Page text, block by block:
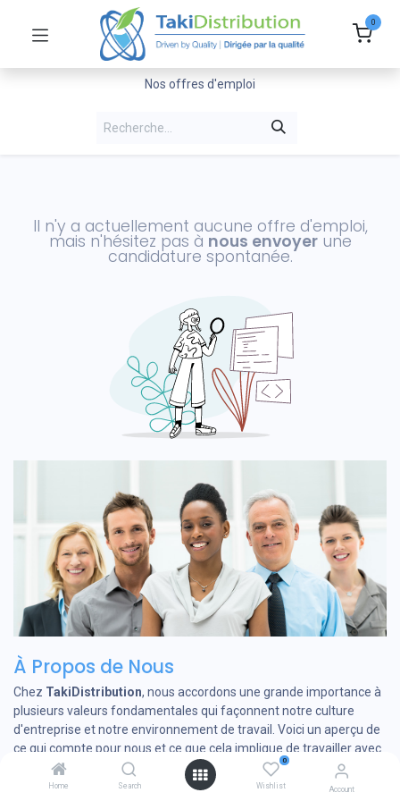
Home Search
0
Wishlist Account
0
Nos offres d'emploi
Il n'y a actuellement aucune offre d'emploi,
mais n'hésitez pas à nous envoyerune
candidature spontanée.
À Propos de Nous
Chez TakiDistribution, nous accordons une grande importance à
plusieurs valeurs fondamentales qui façonnent notre culture
d'entreprise et notre environnement de travail. Voici un aperçu de
ce qui compte pour nous et ce que cela implique de travailler avec